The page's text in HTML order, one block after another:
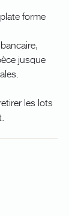
forme
jusque
les lots